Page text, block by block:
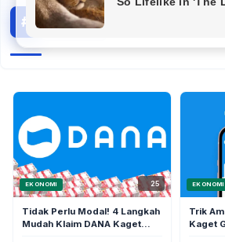
#
Kaget
10 artikel
EKONOMI 25
Tidak Perlu Modal! 4 Langkah
Mudah Klaim DANA Kaget
EKONOMI
Trik
Kaget